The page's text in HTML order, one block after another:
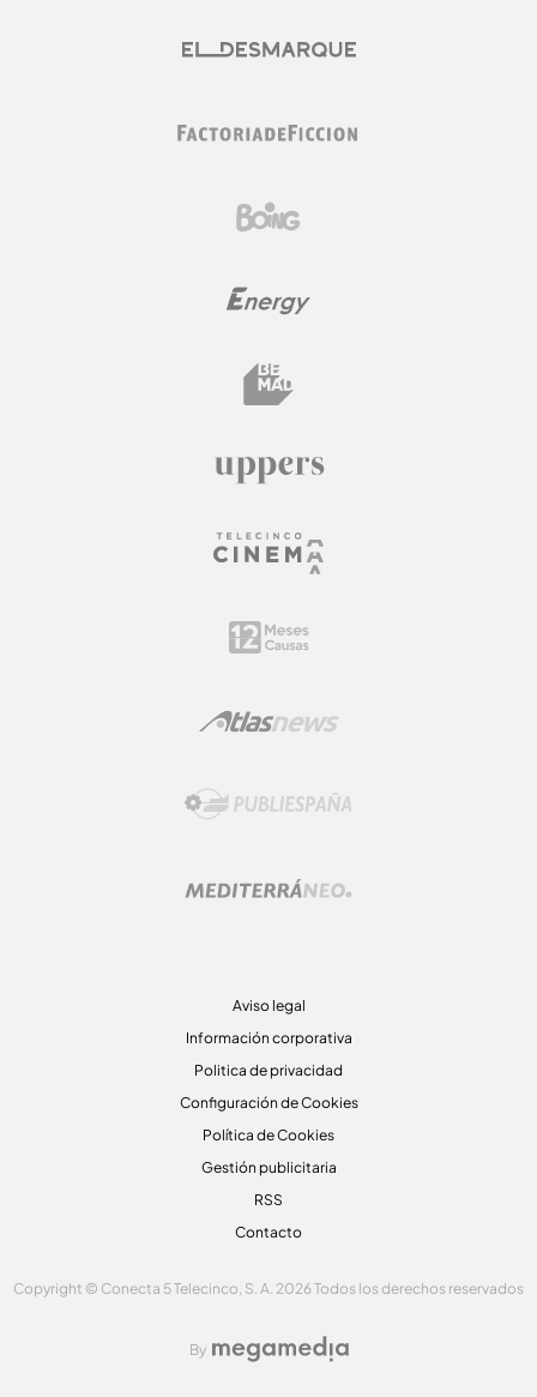
Aviso legal
Información corporativa
Politica de privacidad
Configuración de Cookies
Política de Cookies
Gestión publicitaria
RSS
Contacto
Copyright © Conecta 5 Telecinco, S. A. 2026 Todos los derechos reservados
By